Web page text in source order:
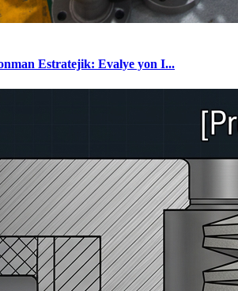
Estratejik: Evalye yon I...